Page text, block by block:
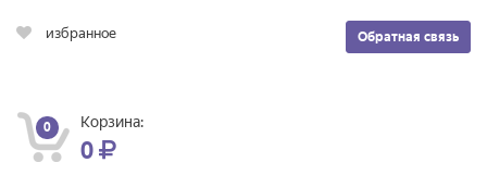
Обратная связь
избранное
0 Корзина:
0